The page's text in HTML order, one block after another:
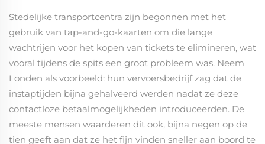
Stedelijke transportcentra zijn begonnen met het
gebruik van tap-and-go-kaarten om die lange
wachtrijen voor het kopen van tickets te elimineren, wat
vooral tijdens de spits een groot probleem was. Neem
Londen als voorbeeld: hun vervoersbedrijf zag dat de
instaptijden bijna gehalveerd werden nadat ze deze
contactloze betaalmogelijkheden introduceerden. De
meeste mensen waarderen dit ook, bijna negen op de
tien geeft aan dat ze het fijn vinden sneller aan boord te